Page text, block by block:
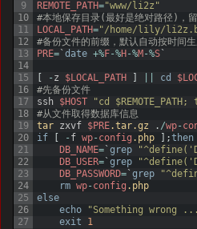
9
10
11
12
13
14
15
16
17
18
19
20
21
22
23
24
25
26
27
REMOTE_PATH="www/li2z"
#本地保存目录(最好是绝对路径)，
LOCAL_PATH="/home/lily/
#备份文件的前缀，默认自动按时间
PRE=`date +%F-%H-%M-%S`
[ - z $LOCAL_PATH ] cd
#先备份文件
ssh $HOST "cd
#从文件取得数据库信息
tar zxvf $PRE.tar.gz . /wp-
if
[ -f wp-config .php ] ;then
DB_NAME=`grep
DB_USER=`grep
DB_PASSWORD=`grep
rm wp-config .php
else
echo
"Something wrong
exit
1